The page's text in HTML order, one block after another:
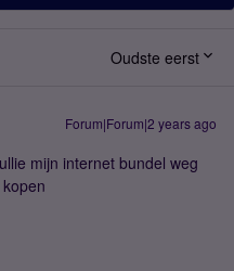
Oudste eerst
Forum|Forum|2 years ago
mijn internet bundel weg